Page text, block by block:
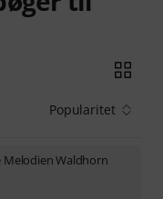
Popularitet
Melodien Waldhorn